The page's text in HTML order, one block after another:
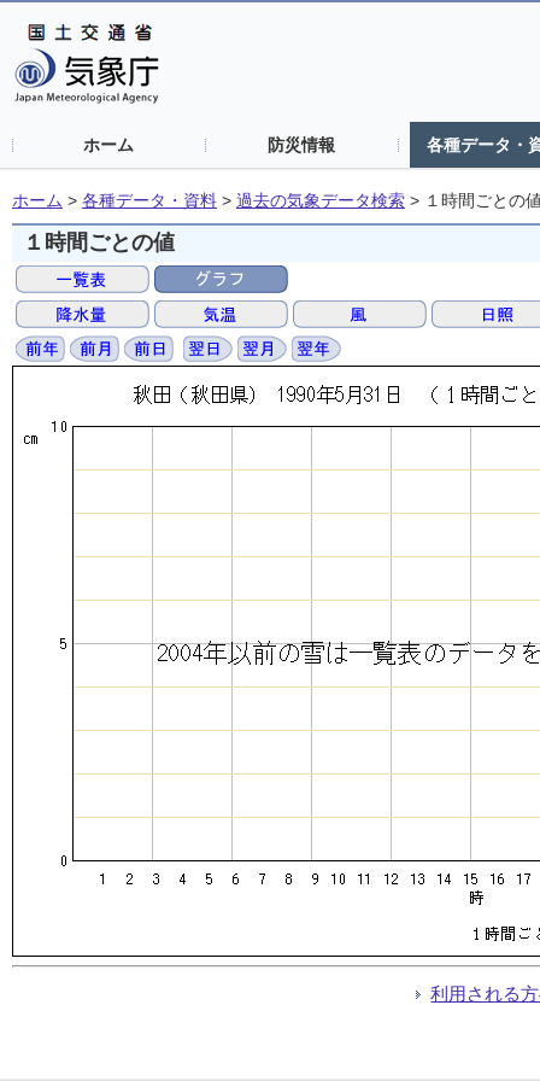
ホーム 防災情報 各種データ・
ホーム > 各種データ・資料 > 過去の気象データ検索 > １時間ごとの
１時間ごとの値
利用される